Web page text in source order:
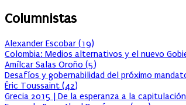
Columnistas
Alexander Escobar (19)
Colombia: Medios alternativos y el nuevo
Amílcar Salas Oroño (5)
Desafíos y gobernabilidad del próximo
Éric Toussaint (42)
Grecia 2015 | De la esperanza a la